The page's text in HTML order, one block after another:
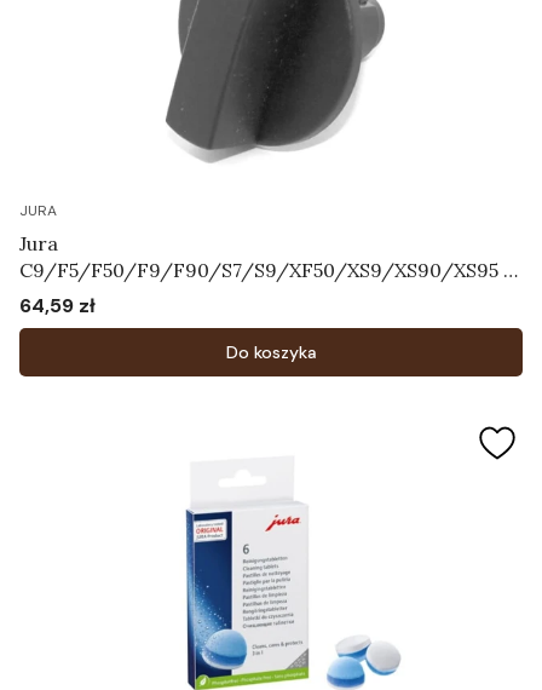
JURA
Jura
C9/F5/F50/F9/F90/S7/S9/XF50/XS9/XS90/XS95 -
Pokrętło regulatora systemu mleka Art.71055
Cena
64,59 zł
Do koszyka